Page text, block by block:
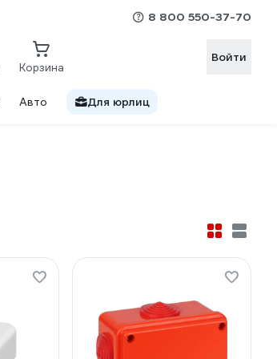
8 800 550-37-70
Корзина
Войти
Авто Для юрлиц